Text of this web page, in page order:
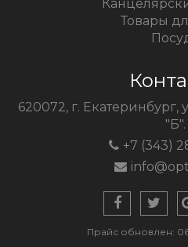
Товары
620072, г. Екатеринбург,
"Б".
+7 (343)
Прайс обновлен: